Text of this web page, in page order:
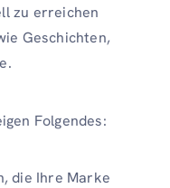
zu erreichen
Geschichten,
Folgendes:
die Ihre Marke